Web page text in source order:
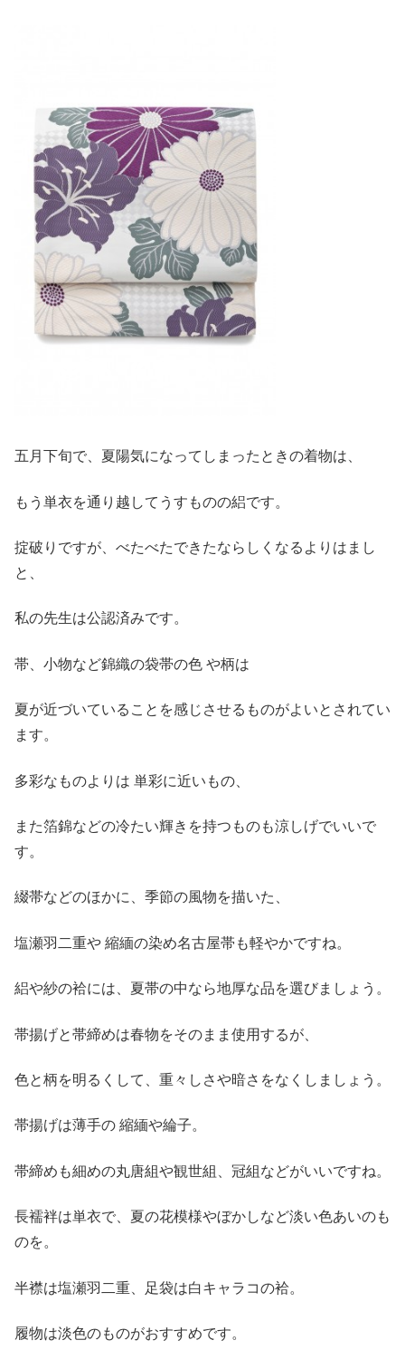
五月下旬で、夏陽気になってしまったときの着物は、
もう単衣を通り越してうすものの絽です。
掟破りですが、べたべたできたならしくなるよりはまし
と、
私の先生は公認済みです。
帯、小物など錦織の袋帯の色 や柄は
夏が近づいていることを感じさせるものがよいとされてい
ます。
多彩なものよりは 単彩に近いもの、
また箔錦などの冷たい輝きを持つものも涼しげでいいで
す。
綴帯などのほかに、季節の風物を描いた、
塩瀬羽二重や 縮緬の染め名古屋帯も軽やかですね。
絽や紗の袷には、夏帯の中なら地厚な品を選びましょう。
帯揚げと帯締めは春物をそのまま使用するが、
色と柄を明るくして、重々しさや暗さをなくしましょう。
帯揚げは薄手の 縮緬や綸子。
帯締めも細めの丸唐組や観世組、冠組などがいいですね。
長襦袢は単衣で、夏の花模様やぼかしなど淡い色あいのも
のを。
半襟は塩瀬羽二重、足袋は白キャラコの袷。
履物は淡色のものがおすすめです。